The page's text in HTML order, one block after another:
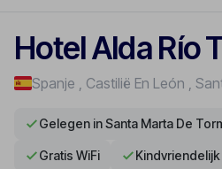
Hotel Alda Río
Spanje , Castilië En León ,
Gelegen in Santa Marta De
Gratis WiFi Kindvriendelijk